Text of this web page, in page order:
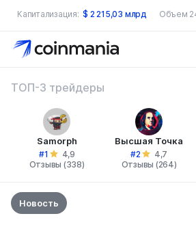
Капитализация: $ 2 215,03 млрд Объем
ТОП-3 трейдеры
Samorph
#1
4,9
Отзывы (338)
Высшая Точка
#2
4,7
Отзывы (264)
Новость